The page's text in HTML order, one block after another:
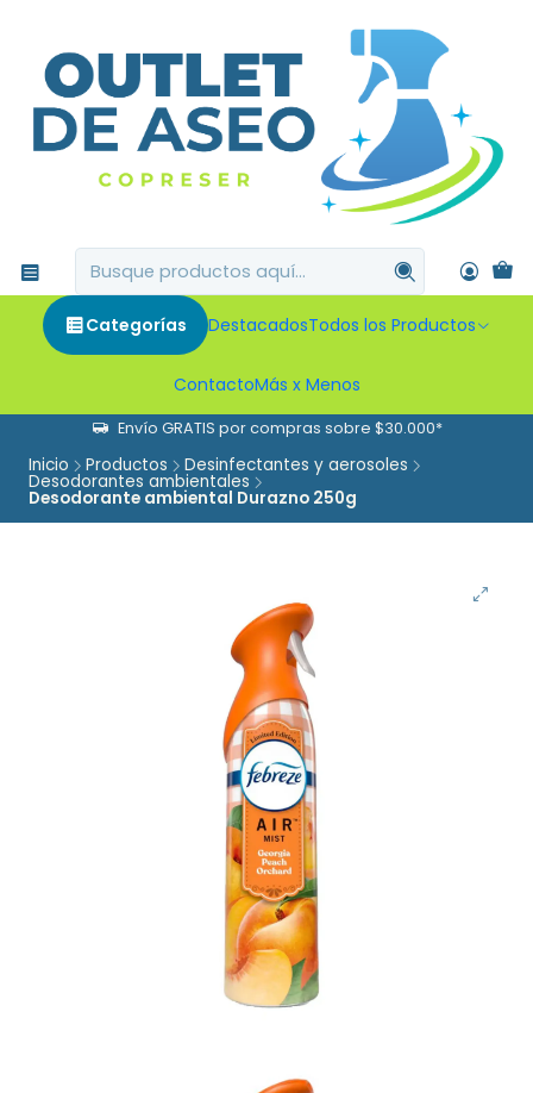
Categorías DestacadosTodos los Productos
ContactoMás x Menos
Envío GRATIS por compras sobre $30.000*
Inicio Productos Desinfectantes y aerosoles
Desodorantes ambientales
Desodorante ambiental Durazno 250g